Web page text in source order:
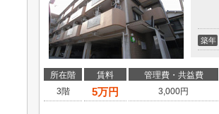
築年
所在階 賃料 管理費・共益費
3階
5万円 3,000円